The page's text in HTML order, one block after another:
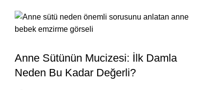
Anne Sütünün Mucizesi: İlk Damla
Neden Bu Kadar Değerli?